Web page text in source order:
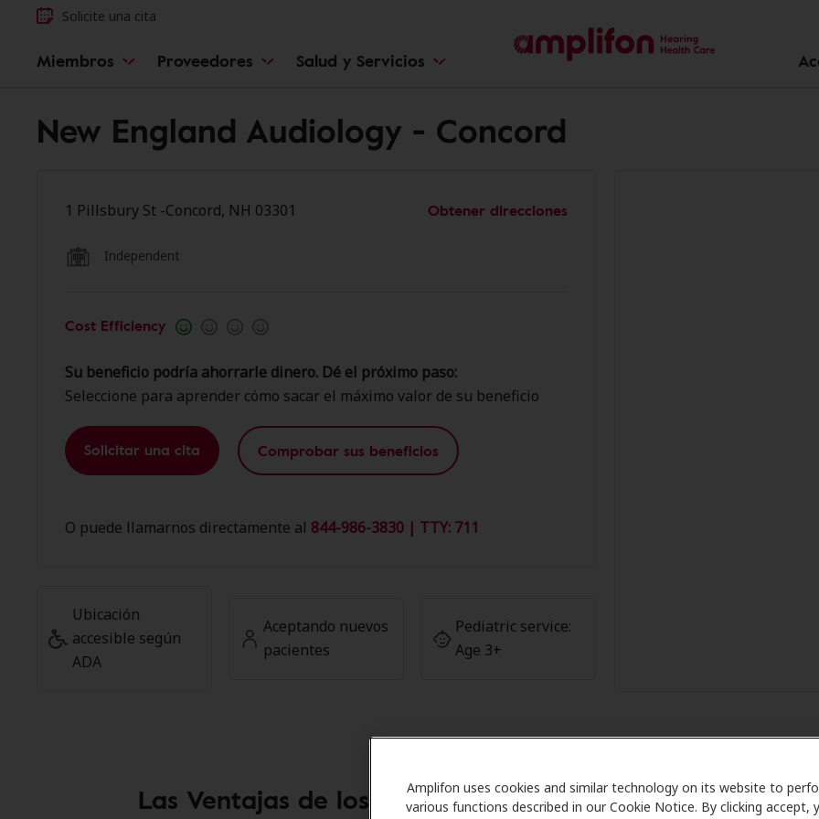
Amplifon uses cookies and similar technology on its website to
various functions described in our Cookie Notice. By clicking accept,
Solicite una cita
Miembros Proveedores Salud y Servicios
New England Audiology - Concord
1 Pillsbury St -Concord, NH 03301 Obtener direcciones
Independent
Cost Efficiency
Su beneficio podría ahorrarle dinero. Dé el próximo paso:
Seleccione para aprender cómo sacar el máximo valor de su beneficio
Solicitar una cita Comprobar sus beneficios
O puede llamarnos directamente al 844-986-3830 | TTY: 711
Ubicación
accesible según
ADA
Aceptando nuevos
pacientes
Pediatric service:
Age 3+
Las Ventajas de los Miembros de Amplifon en New